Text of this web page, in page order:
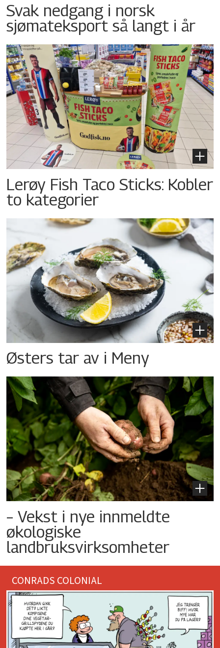
Svak nedgang i norsk
sjømateksport så langt i år
Lerøy Fish Taco Sticks: Kobler
to kategorier
Østers tar av i Meny
– Vekst i nye innmeldte
økologiske
landbruksvirksomheter
CONRADS COLONIAL